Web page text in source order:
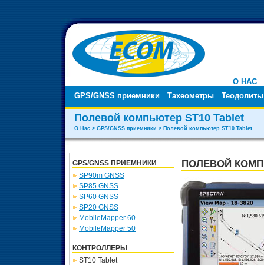
О НАС
GPS/GNSS приемники
Тахеометры Теодолиты
Полевой компьютер ST10 Tablet
О Нас > GPS/GNSS приемники > Полевой компьютер ST10 Tablet
GPS/GNSS ПРИЕМНИКИ
SP90m GNSS
SP85 GNSS
SP60 GNSS
SP20 GNSS
MobileMapper 60
MobileMapper 50
КОНТРОЛЛЕРЫ
ST10 Tablet
ПОЛЕВОЙ